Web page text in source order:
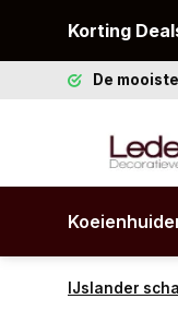
Korting
De mooiste
IJslander